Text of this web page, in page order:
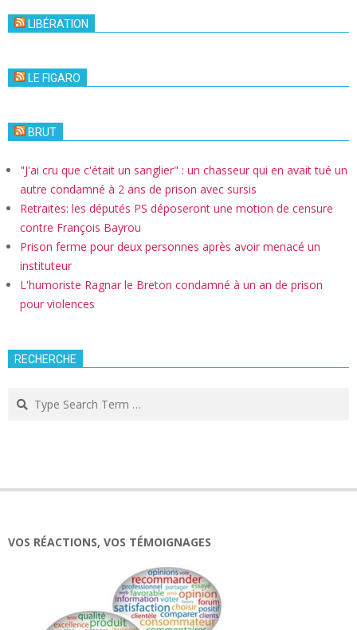
LIBÉRATION
LE FIGARO
BRUT
"J'ai cru que c'était un sanglier" : un chasseur qui en avait tué un
autre condamné à 2 ans de prison avec sursis
Retraites: les députés PS déposeront une motion de censure
contre François Bayrou
Prison ferme pour deux personnes après avoir menacé un
instituteur
L'humoriste Ragnar le Breton condamné à un an de prison
pour violences
RECHERCHE
Search
VOS RÉACTIONS, VOS TÉMOIGNAGES